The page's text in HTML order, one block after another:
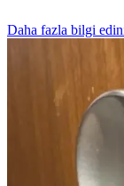
Daha fazla bilgi